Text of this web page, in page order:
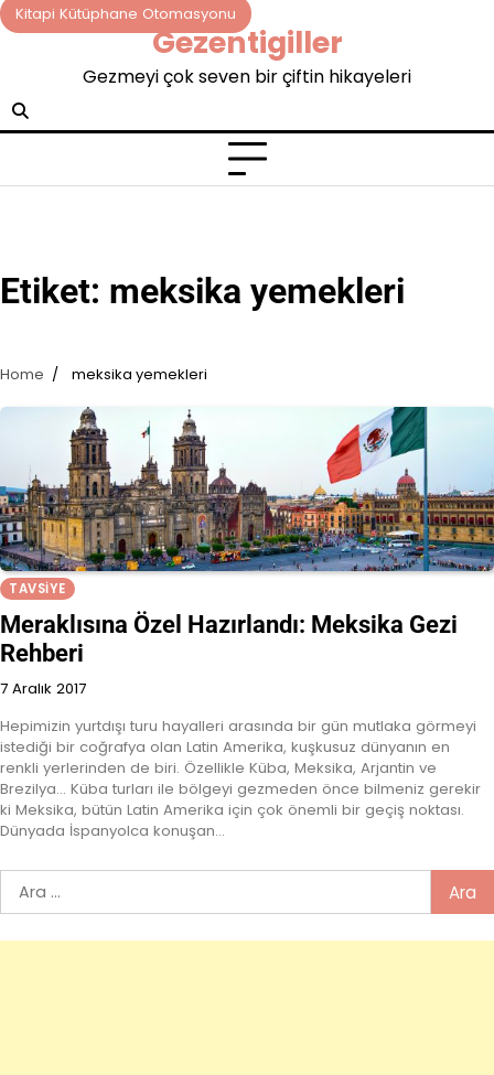
Skip
to
Kitapi Kütüphane Otomasyonu
Gezentigiller
Gezmeyi çok seven bir çiftin hikayeleri
Etiket: meksika yemekleri
Home meksika yemekleri
TAVSIYE
Meraklısına Özel Hazırlandı: Meksika Gezi
Rehberi
7 Aralık 2017
Hepimizin yurtdışı turu hayalleri arasında bir gün mutlaka görmeyi
istediği bir coğrafya olan Latin Amerika, kuşkusuz dünyanın en
renkli yerlerinden de biri. Özellikle Küba, Meksika, Arjantin ve
Brezilya... Küba turları ile bölgeyi gezmeden önce bilmeniz gerekir
ki Meksika, bütün Latin Amerika için çok önemli bir geçiş noktası.
Dünyada İspanyolca konuşan…
Arama: